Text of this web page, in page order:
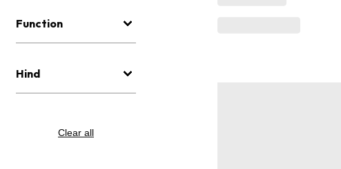
Function
Hind
Clear all